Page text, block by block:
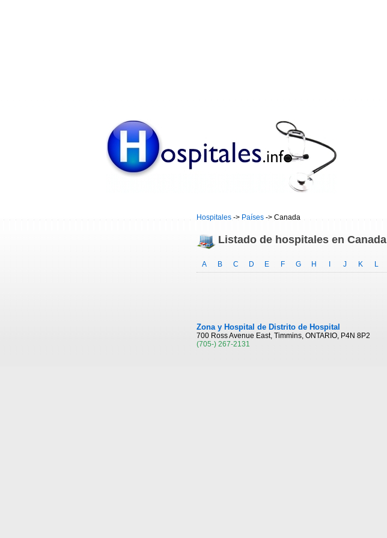
Hospitales -> Países -> Canada
Listado de hospitales en Canada
A B C D E F G H J K L
Zona y Hospital de Distrito de Hospital
700 Ross Avenue East, Timmins, ONTARIO, P4N 8P2
(705-) 267-2131